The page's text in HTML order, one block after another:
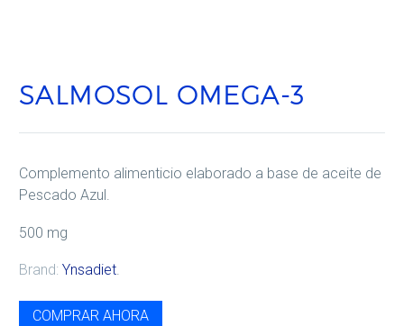
SALMOSOL OMEGA-3
Complemento alimenticio elaborado a base de aceite de
Pescado Azul.
500 mg
Brand: Ynsadiet.
COMPRAR AHORA